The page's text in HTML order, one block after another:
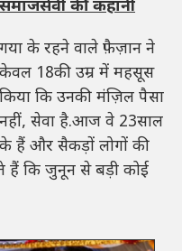
समाजसेवी की कहानी
गया के रहने वाले फ़ैज़ान ने
केवल 18की उम्र में महसूस
किया कि उनकी मंज़िल पैसा
नहीं, सेवा है.आज वे 23साल
के हैं और सैकड़ों लोगों की
हैं कि जुनून से बड़ी कोई